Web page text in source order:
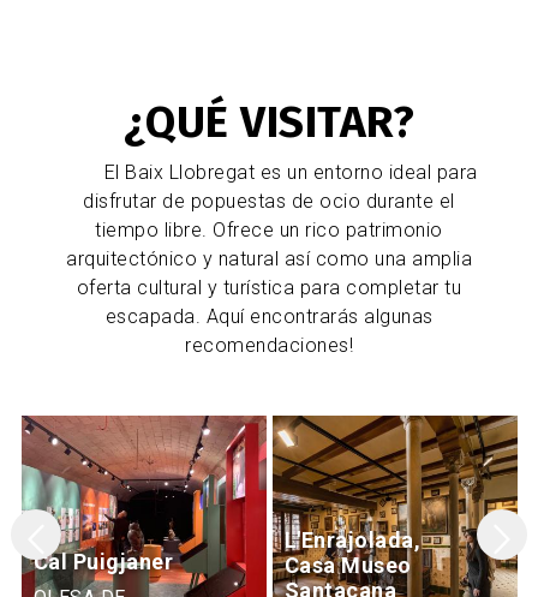
¿QUÉ VISITAR?
El Baix Llobregat es un entorno ideal para
disfrutar de popuestas de ocio durante el
tiempo libre. Ofrece un rico patrimonio
arquitectónico y natural así como una amplia
oferta cultural y turística para completar tu
escapada. Aquí encontrarás algunas
recomendaciones!
Cal Puigjaner
L'Enrajolada,
Casa Museo
Santacana